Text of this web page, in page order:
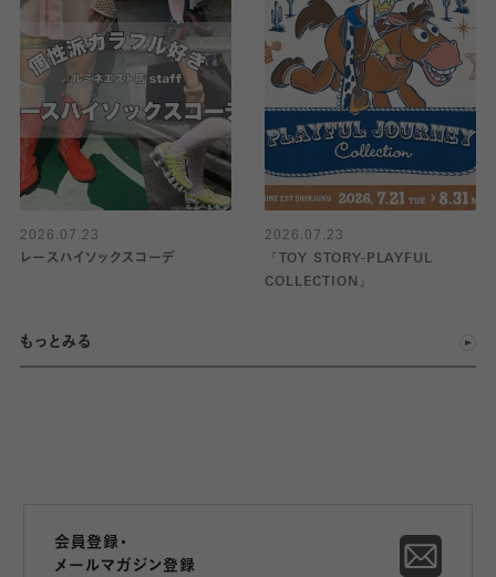
2026.07.23
レースハイソックスコーデ
2026.07.23
『TOY STORY-PLAYFUL
COLLECTION』
もっとみる
会員登録・
メールマガジン登録